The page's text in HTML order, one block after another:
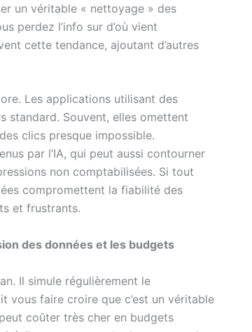
un véritable « nettoyage » des
perdez l’info sur d’où vient
cette tendance, ajoutant d’autres
Les applications utilisant des
standard. Souvent, elles omettent
clics presque impossible.
par l’IA, qui peut aussi contourner
non comptabilisées. Si tout
compromettent la fiabilité des
et frustrants.
des données et les budgets
Il simule régulièrement le
vous faire croire que c’est un véritable
coûter très cher en budgets